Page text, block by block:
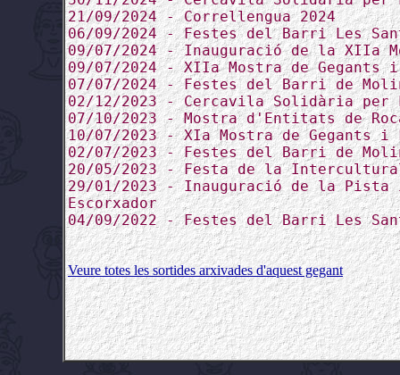
21/09/2024 - Correllengua 2024
06/09/2024 - Festes del Barri Les
09/07/2024 - Inauguració de la XIIa
09/07/2024 - XIIa Mostra de Gegants
07/07/2024 - Festes del Barri de
02/12/2023 - Cercavila Solidària per
07/10/2023 - Mostra d'Entitats de
10/07/2023 - XIa Mostra de Gegants i
02/07/2023 - Festes del Barri de
20/05/2023 - Festa de la
29/01/2023 - Inauguració de la
Escorxador
04/09/2022 - Festes del Barri Les
Veure totes les sortides arxivades d'aquest gegant